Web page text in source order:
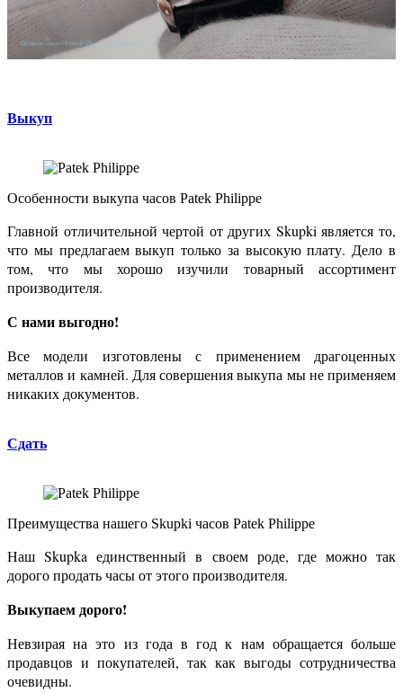
Выкуп
Особенности выкупа часов Patek Philippe
Главной отличительной чертой от других Skupki является то,
что мы предлагаем выкуп только за высокую плату. Дело в
том, что мы хорошо изучили товарный ассортимент
производителя.
С нами выгодно!
Все модели изготовлены с применением драгоценных
металлов и камней. Для совершения выкупа мы не применяем
никаких документов.
Сдать
Преимущества нашего Skupki часов Patek Philippe
Наш Skupka единственный в своем роде, где можно так
дорого продать часы от этого производителя.
Выкупаем дорого!
Невзирая на это из года в год к нам обращается больше
продавцов и покупателей, так как выгоды сотрудничества
очевидны.